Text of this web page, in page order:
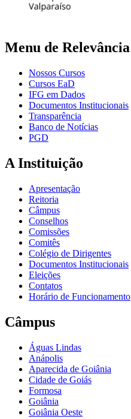
Menu de Relevância
Nossos Cursos
Cursos EaD
IFG em Dados
Documentos Institucionais
Transparência
Banco de Notícias
PGD
A Instituição
Apresentação
Reitoria
Câmpus
Conselhos
Comissões
Comitês
Colégio de Dirigentes
Documentos Institucionais
Eleições
Contatos
Horário de Funcionamento
Câmpus
Águas Lindas
Anápolis
Aparecida de Goiânia
Cidade de Goiás
Formosa
Goiânia
Goiânia Oeste